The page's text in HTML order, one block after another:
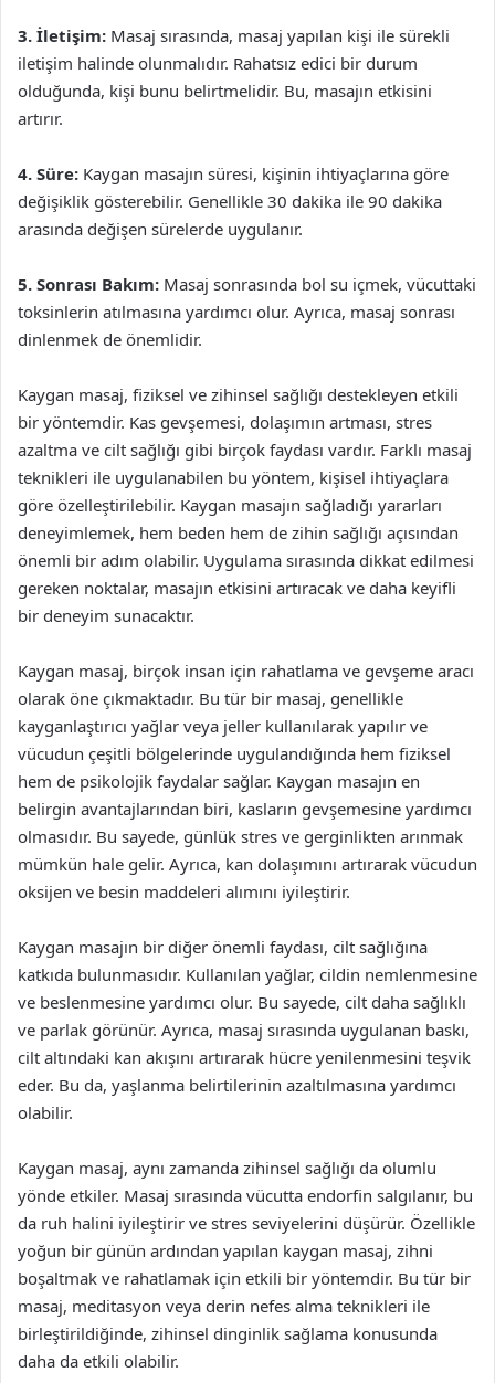
3. İletişim: Masaj sırasında, masaj yapılan kişi ile sürekli
iletişim halinde olunmalıdır. Rahatsız edici bir durum
olduğunda, kişi bunu belirtmelidir. Bu, masajın etkisini
artırır.
4. Süre: Kaygan masajın süresi, kişinin ihtiyaçlarına göre
değişiklik gösterebilir. Genellikle 30 dakika ile 90 dakika
arasında değişen sürelerde uygulanır.
5. Sonrası Bakım: Masaj sonrasında bol su içmek, vücuttaki
toksinlerin atılmasına yardımcı olur. Ayrıca, masaj sonrası
dinlenmek de önemlidir.
Kaygan masaj, fiziksel ve zihinsel sağlığı destekleyen etkili
bir yöntemdir. Kas gevşemesi, dolaşımın artması, stres
azaltma ve cilt sağlığı gibi birçok faydası vardır. Farklı masaj
teknikleri ile uygulanabilen bu yöntem, kişisel ihtiyaçlara
göre özelleştirilebilir. Kaygan masajın sağladığı yararları
deneyimlemek, hem beden hem de zihin sağlığı açısından
önemli bir adım olabilir. Uygulama sırasında dikkat edilmesi
gereken noktalar, masajın etkisini artıracak ve daha keyifli
bir deneyim sunacaktır.
Kaygan masaj, birçok insan için rahatlama ve gevşeme aracı
olarak öne çıkmaktadır. Bu tür bir masaj, genellikle
kayganlaştırıcı yağlar veya jeller kullanılarak yapılır ve
vücudun çeşitli bölgelerinde uygulandığında hem fiziksel
hem de psikolojik faydalar sağlar. Kaygan masajın en
belirgin avantajlarından biri, kasların gevşemesine yardımcı
olmasıdır. Bu sayede, günlük stres ve gerginlikten arınmak
mümkün hale gelir. Ayrıca, kan dolaşımını artırarak vücudun
oksijen ve besin maddeleri alımını iyileştirir.
Kaygan masajın bir diğer önemli faydası, cilt sağlığına
katkıda bulunmasıdır. Kullanılan yağlar, cildin nemlenmesine
ve beslenmesine yardımcı olur. Bu sayede, cilt daha sağlıklı
ve parlak görünür. Ayrıca, masaj sırasında uygulanan baskı,
cilt altındaki kan akışını artırarak hücre yenilenmesini teşvik
eder. Bu da, yaşlanma belirtilerinin azaltılmasına yardımcı
olabilir.
Kaygan masaj, aynı zamanda zihinsel sağlığı da olumlu
yönde etkiler. Masaj sırasında vücutta endorfin salgılanır, bu
da ruh halini iyileştirir ve stres seviyelerini düşürür. Özellikle
yoğun bir günün ardından yapılan kaygan masaj, zihni
boşaltmak ve rahatlamak için etkili bir yöntemdir. Bu tür bir
masaj, meditasyon veya derin nefes alma teknikleri ile
birleştirildiğinde, zihinsel dinginlik sağlama konusunda
daha da etkili olabilir.